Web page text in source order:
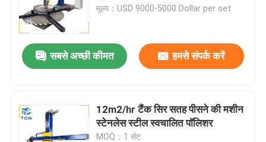
मूल्य：USD 9000-5000 Dollar per set
सबसे अच्छी कीमत हमसे संपर्क करें
12m2/hr टैंक सिर सतह पीसने की मशीन
स्टेनलेस स्टील स्वचालित पॉलिशर
MOQ：1 सेट